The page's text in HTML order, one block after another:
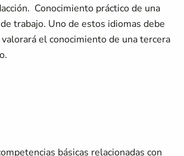
Conocimiento práctico de una
trabajo. Uno de estos idiomas debe
el conocimiento de una tercera
básicas relacionadas con